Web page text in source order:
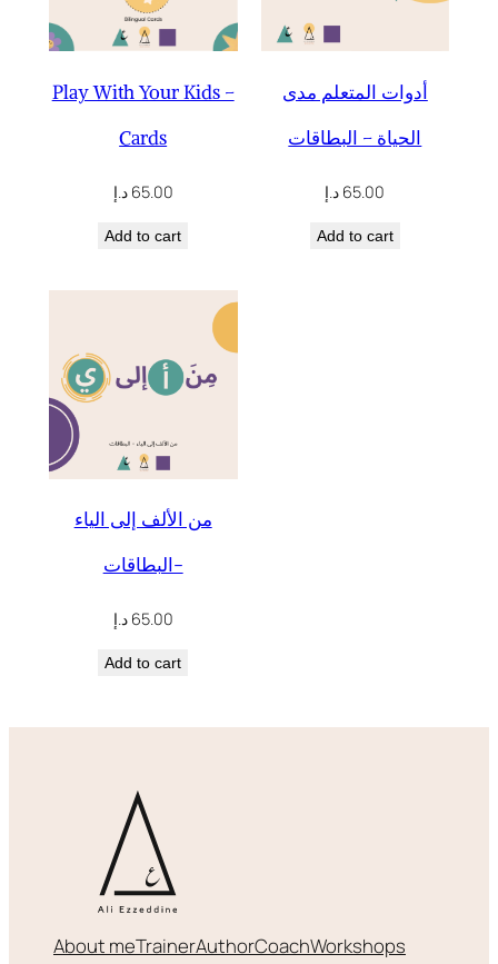
Play With Your Kids –
Cards
65.00 د.إ
Add to cart
أدوات المتعلم مدى
الحياة – البطاقات
65.00 د.إ
Add to cart
من الألف إلى الياء
-البطاقات
65.00 د.إ
Add to cart
About meTrainerAuthorCoachWorkshops